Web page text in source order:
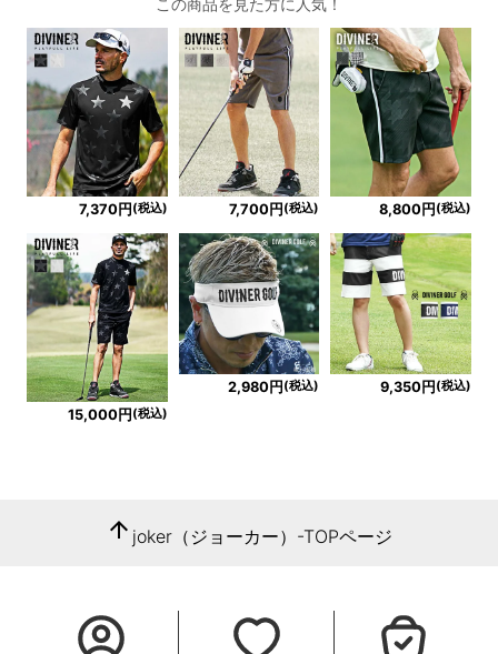
この商品を見た方に人気！
7,370円 (税込) 7,700円 (税込) 8,800円 (税込)
15,000円 (税込)
2,980円(税込) 9,350円(税込)
arrow_upward joker（ジョーカー）-TOPページ